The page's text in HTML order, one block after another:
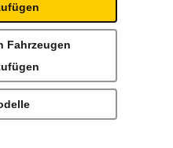
Fahrzeugen